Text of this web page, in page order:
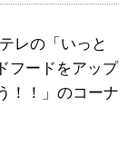
レの「いっと
フードをアップ
！！」のコーナ